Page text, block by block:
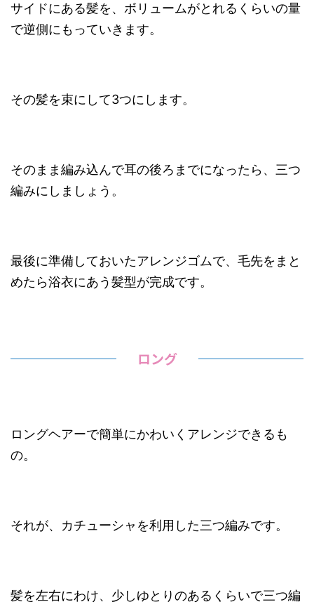
サイドにある髪を、ボリュームがとれるくらいの量
で逆側にもっていきます。
その髪を束にして3つにします。
そのまま編み込んで耳の後ろまでになったら、三つ
編みにしましょう。
最後に準備しておいたアレンジゴムで、毛先をまと
めたら浴衣にあう髪型が完成です。
ロング
ロングヘアーで簡単にかわいくアレンジできるも
の。
それが、カチューシャを利用した三つ編みです。
髪を左右にわけ、少しゆとりのあるくらいで三つ編